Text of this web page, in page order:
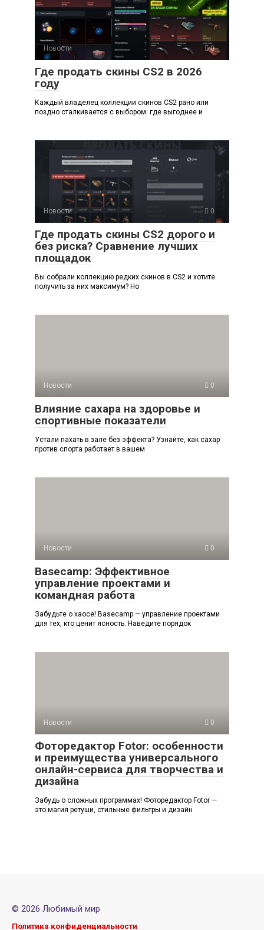
Новости 0
Где продать скины CS2 в 2026
году
Каждый владелец коллекции скинов CS2 рано или
поздно сталкивается с выбором: где выгоднее и
Новости 0
Где продать скины CS2 дорого и
без риска? Сравнение лучших
площадок
Вы собрали коллекцию редких скинов в CS2 и хотите
получить за них максимум? Но
Новости 0
Влияние сахара на здоровье и
спортивные показатели
Устали пахать в зале без эффекта? Узнайте, как сахар
против спорта работает в вашем
Новости 0
Basecamp: Эффективное
управление проектами и
командная работа
Забудьте о хаосе! Basecamp — управление проектами
для тех, кто ценит ясность. Наведите порядок
Новости 0
Фоторедактор Fotor: особенности
и преимущества универсального
онлайн-сервиса для творчества и
дизайна
Забудь о сложных программах! Фоторедактор Fotor —
это магия ретуши, стильные фильтры и дизайн
© 2026 Любимый мир
Политика конфиденциальности